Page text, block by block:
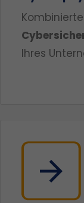
Kombinierte
Ihres